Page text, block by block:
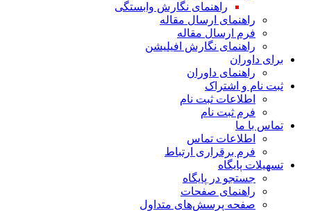
راهنمای نگارش وابستگی
راهنمای ارسال مقاله
فرم ارسال مقاله
راهنمای نگارش افیلیشن
برای داوران
راهنمای داوران
ثبت نام و اشتراک
اطلاعات ثبت نام
فرم ثبت نام
تماس با ما
اطلاعات تماس
فرم برقراری ارتباط
تسهیلات پایگاه
جستجو در پایگاه
راهنمای صفحات
صفحه پرسش‌های متداول